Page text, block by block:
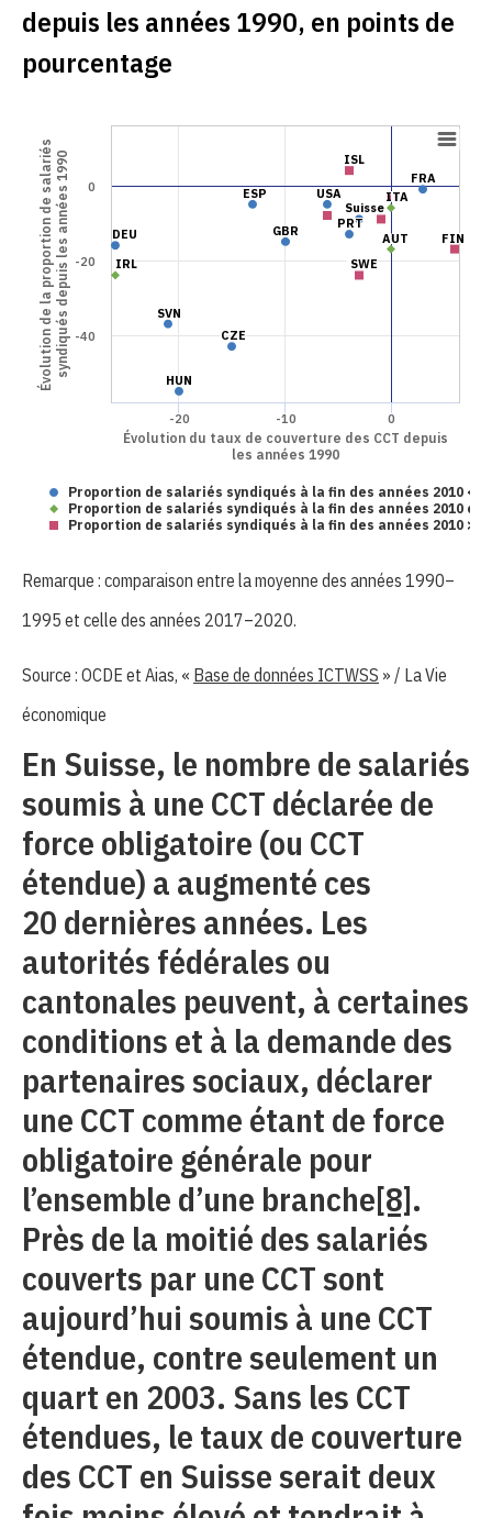
depuis les années 1990, en points de
pourcentage
Évolution du taux de couverture des CCT depuis
les années 1990
Évolution de la proportion de salariéssyndiqués depuis les années 1990 Suisse
Suisse
DEU
DEU
CZE
CZE
HUN
HUN
SVN
SVN
ESP
ESP
FRA
FRA
PRT
PRT
GBR
GBR
USA
USA
AUT
AUT
ITA
ITA
IRL
IRL
FIN
FIN
ISL
ISL
SWE
SWE
Proportion de salariés syndiqués à la fin des années 2010 <
Proportion de salariés syndiqués à la fin des années 2010
Proportion de salariés syndiqués à la fin des années 2010 >
-20 -10 0
-40
-20
0
Remarque : comparaison entre la moyenne des années 1990–
1995 et celle des années 2017–2020.
Source : OCDE et Aias, « Base de données ICTWSS » / La Vie
économique
En Suisse, le nombre de salariés
soumis à une CCT déclarée de
force obligatoire (ou CCT
étendue) a augmenté ces
20 dernières années. Les
autorités fédérales ou
cantonales peuvent, à certaines
conditions et à la demande des
partenaires sociaux, déclarer
une CCT comme étant de force
obligatoire générale pour
l’ensemble d’une branche[8].
Près de la moitié des salariés
couverts par une CCT sont
aujourd’hui soumis à une CCT
étendue, contre seulement un
quart en 2003. Sans les CCT
étendues, le taux de couverture
des CCT en Suisse serait deux